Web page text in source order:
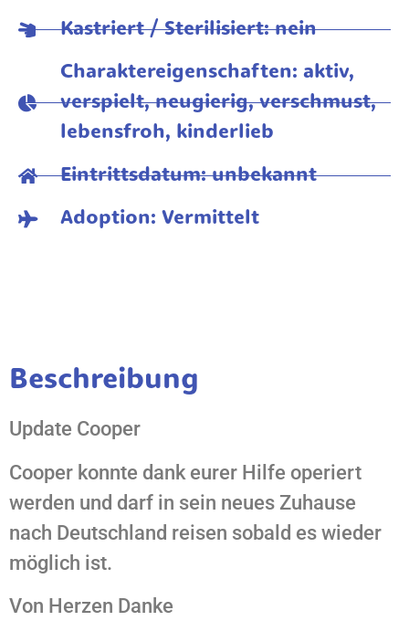
Kastriert / Sterilisiert: nein
Charaktereigenschaften: aktiv,
verspielt, neugierig, verschmust,
lebensfroh, kinderlieb
Eintrittsdatum: unbekannt
Adoption: Vermittelt
Beschreibung
Update Cooper
Cooper konnte dank eurer Hilfe operiert
werden und darf in sein neues Zuhause
nach Deutschland reisen sobald es wieder
möglich ist.
Von Herzen Danke